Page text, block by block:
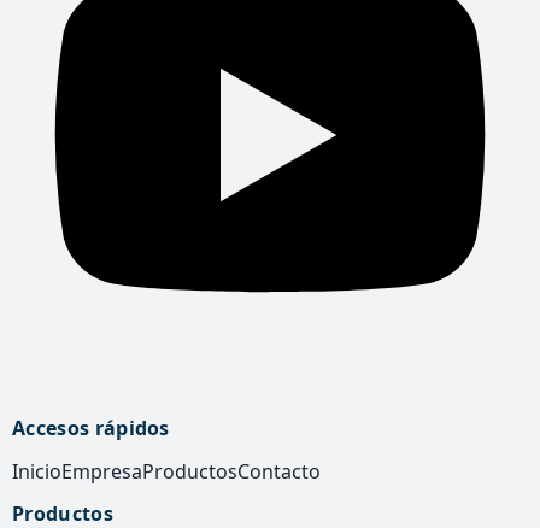
Accesos rápidos
InicioEmpresaProductosContacto
Productos